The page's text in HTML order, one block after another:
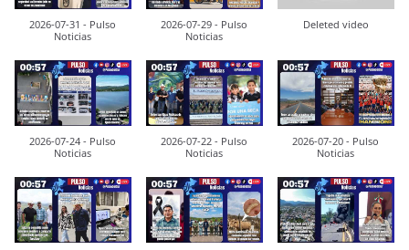
2026-07-31 - Pulso
Noticias
2026-07-29 - Pulso
Noticias
Deleted video
2026-07-24 - Pulso
Noticias
2026-07-22 - Pulso
Noticias
2026-07-20 - Pulso
Noticias